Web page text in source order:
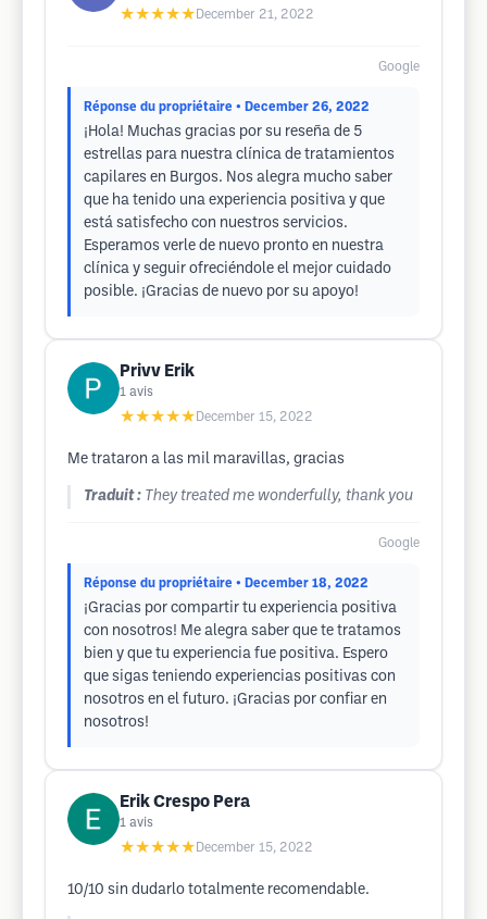
★★★★★ December 21, 2022
Google
Réponse du propriétaire • December 26, 2022
¡Hola! Muchas gracias por su reseña de 5
estrellas para nuestra clínica de tratamientos
capilares en Burgos. Nos alegra mucho saber
que ha tenido una experiencia positiva y que
está satisfecho con nuestros servicios.
Esperamos verle de nuevo pronto en nuestra
clínica y seguir ofreciéndole el mejor cuidado
posible. ¡Gracias de nuevo por su apoyo!
Privv Erik
1 avis
★★★★★ December 15, 2022
Me trataron a las mil maravillas, gracias
Traduit : They treated me wonderfully, thank you
Google
Réponse du propriétaire • December 18, 2022
¡Gracias por compartir tu experiencia positiva
con nosotros! Me alegra saber que te tratamos
bien y que tu experiencia fue positiva. Espero
que sigas teniendo experiencias positivas con
nosotros en el futuro. ¡Gracias por confiar en
nosotros!
Erik Crespo Pera
1 avis
★★★★★ December 15, 2022
10/10 sin dudarlo totalmente recomendable.